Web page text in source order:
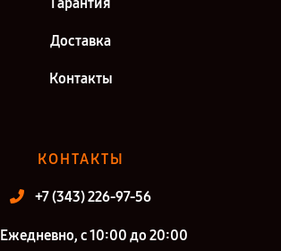
Доставка
Контакты
КОНТАКТЫ
+7 (343) 226-97-56
Ежедневно, с 10:00 до 20:00